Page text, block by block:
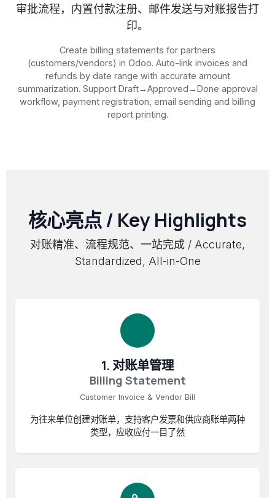
审批流程，内置付款注册、邮件发送与对账报告打
印。
Create billing statements for partners
(customers/vendors) in Odoo. Auto-link invoices and
refunds by date range with accurate amount
summarization. Support Draft→Approved→Done approval
workflow, payment registration, email sending and billing
report printing.
核心亮点 / Key Highlights
对账精准、流程规范、一站完成 / Accurate,
Standardized, All-in-One
1. 对账单管理
Billing Statement
Customer Invoice & Vendor Bill
为往来单位创建对账单，支持客户发票和供应商账单两种
类型，应收应付一目了然